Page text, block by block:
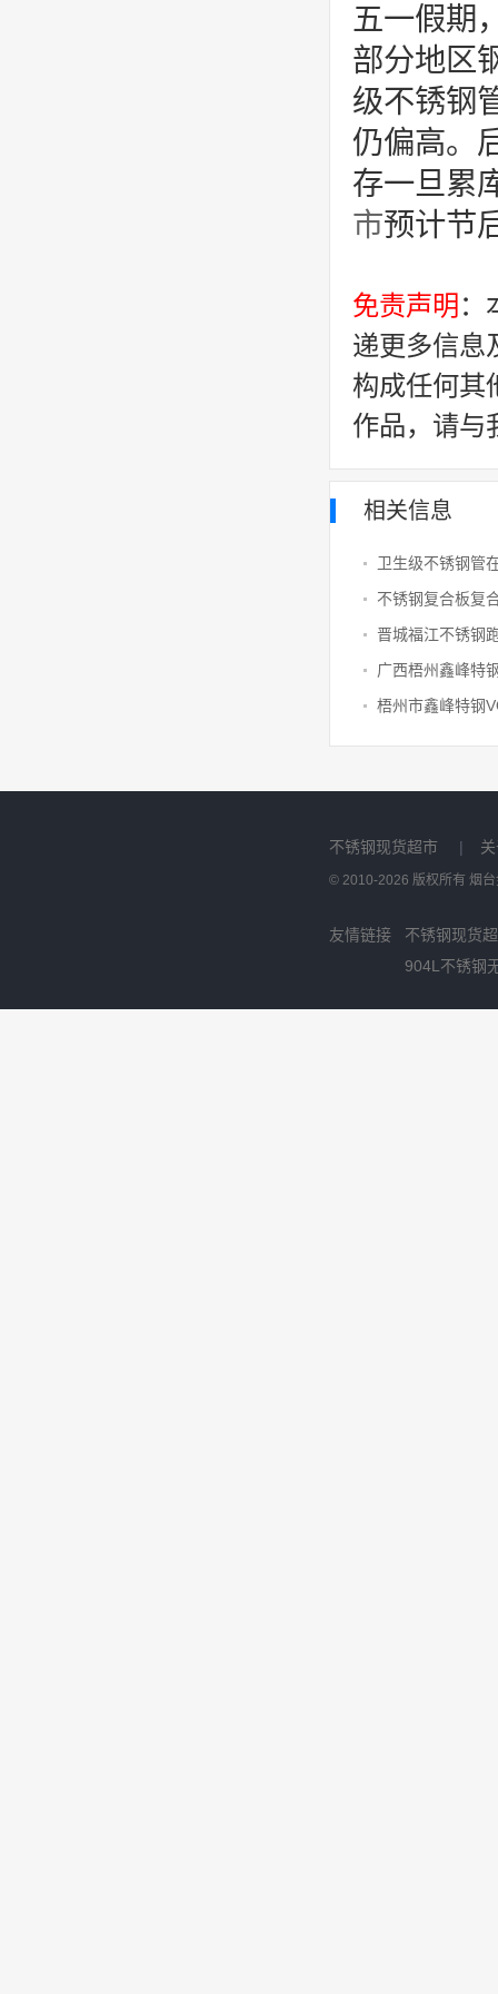
五一假期
部分地区
级不锈钢
仍偏高。
存一旦累
市预计节
免责声明 ：
递更多信息
构成任何其
作品，请与
相关信息
不锈钢复合板复
晋城福江不锈钢
不锈钢现货超市 |
© 2010-2026 版权所有 烟
友情链接
不锈钢现货
904L不锈钢